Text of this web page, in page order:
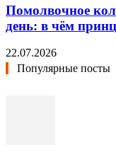
Помолвочное
день: в чём
22.07.2026
Популярные посты